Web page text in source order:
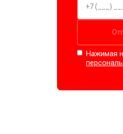
Нажимая